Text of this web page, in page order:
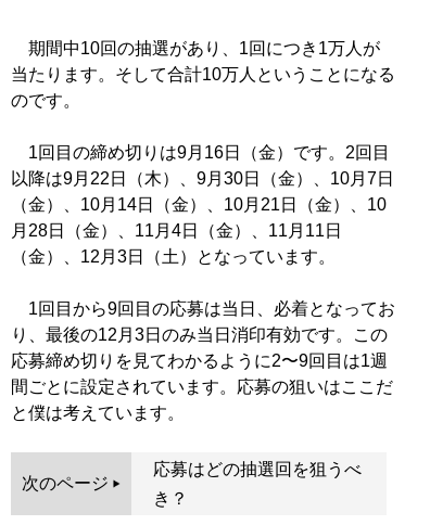
期間中10回の抽選があり、1回につき1万人が
当たります。そして合計10万人ということになる
のです。
1回目の締め切りは9月16日（金）です。2回目
以降は9月22日（木）、9月30日（金）、10月7日
（金）、10月14日（金）、10月21日（金）、10
月28日（金）、11月4日（金）、11月11日
（金）、12月3日（土）となっています。
1回目から9回目の応募は当日、必着となってお
り、最後の12月3日のみ当日消印有効です。この
応募締め切りを見てわかるように2〜9回目は1週
間ごとに設定されています。応募の狙いはここだ
と僕は考えています。
次のページ
応募はどの抽選回を狙うべ
き？